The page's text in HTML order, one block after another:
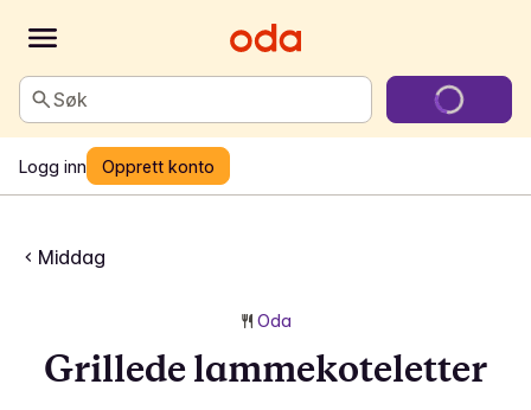
Søk
Logg inn Opprett konto
Middag
Oda
Grillede lammekoteletter